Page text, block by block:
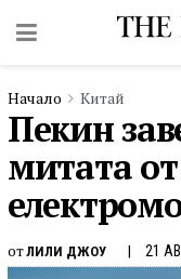
Начало Китай
Пекин
митата
отЛИЛИ ДЖОУ 21